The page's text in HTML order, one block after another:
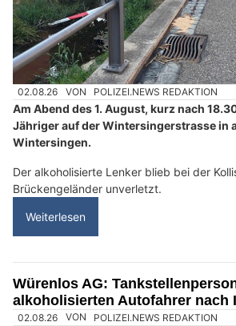
02.08.26 VON POLIZEI.NEWS REDAKTION
Am Abend des 1. August, kurz nach
Jähriger auf der Wintersingerstrasse in
Wintersingen.
Der alkoholisierte Lenker blieb bei der
Brückengeländer unverletzt.
Weiterlesen
Würenlos AG:
alkoholisierten Autofahrer nach
02.08.26 VON POLIZEI.NEWS REDAKTION